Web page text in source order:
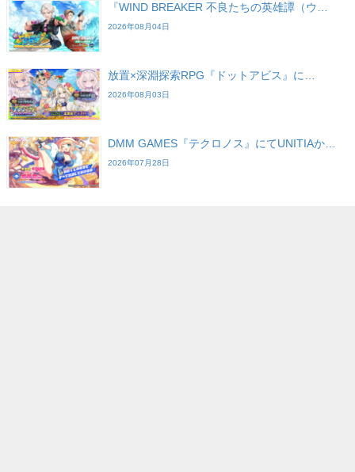
『WIND BREAKER 不良たちの英雄譚（ウ…
2026年08月04日
放置×深淵探索RPG『ドットアビス』に…
2026年08月03日
DMM GAMES『テクロノス』にてUNITIAか…
2026年07月28日